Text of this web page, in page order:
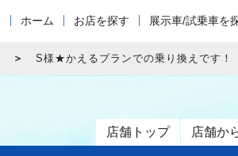
ホーム お店を探す 展示車/試乗車を
S様★かえるプランでの乗り換えです！
店舗トップ 店舗か